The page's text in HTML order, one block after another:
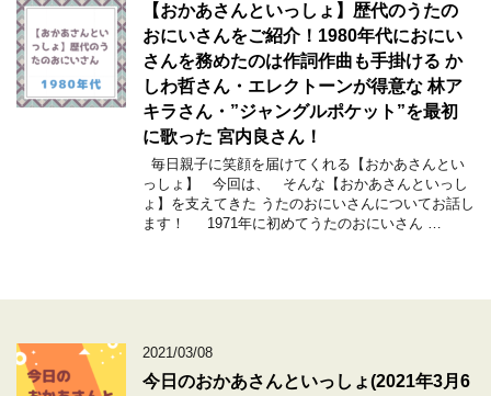
【おかあさんといっしょ】歴代のうたの
おにいさんをご紹介！1980年代におにい
さんを務めたのは作詞作曲も手掛ける か
しわ哲さん・エレクトーンが得意な 林ア
キラさん・”ジャングルポケット”を最初
に歌った 宮内良さん！
毎日親子に笑顔を届けてくれる【おかあさんとい
っしょ】 今回は、 そんな【おかあさんといっし
ょ】を支えてきた うたのおにいさんについてお話し
ます！ 1971年に初めてうたのおにいさん …
2021/03/08
今日のおかあさんといっしょ(2021年3月6